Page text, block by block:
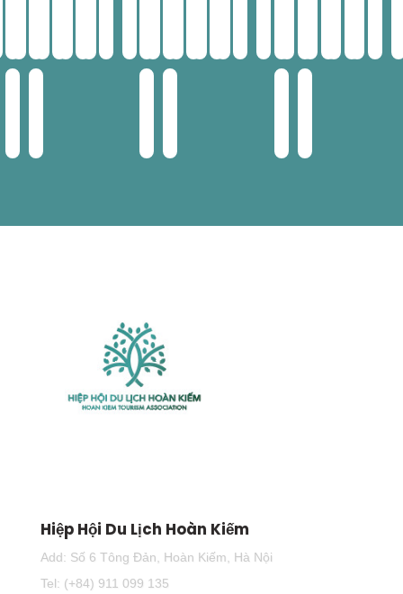
Hiệp Hội Du Lịch Hoàn Kiếm
Add: Số 6 Tông Đản, Hoàn Kiếm, Hà Nội
Tel: (+84) 911 099 135